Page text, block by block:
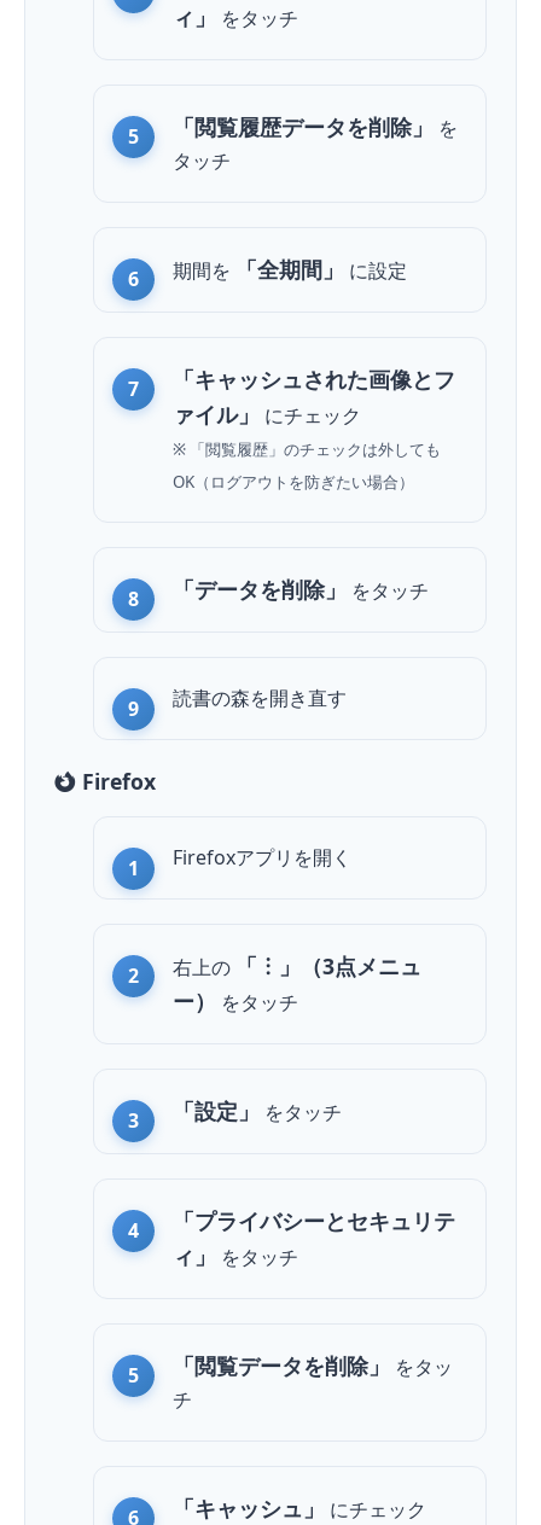
ィ」
をタッチ
「閲覧履歴データを削除」
を
タッチ
期間を 「全期間」 に設定
「キャッシュされた画像とフ
ァイル」
にチェック
※ 「閲覧履歴」のチェックは外しても
OK（ログアウトを防ぎたい場合）
「データを削除」 をタッチ
読書の森を開き直す
Firefox
Firefoxアプリを開く
右上の
「︙」（3点メニュ
ー）
をタッチ
「設定」 をタッチ
「プライバシーとセキュリテ
ィ」
をタッチ
「閲覧データを削除」 をタッ
チ
「キャッシュ」
にチェック